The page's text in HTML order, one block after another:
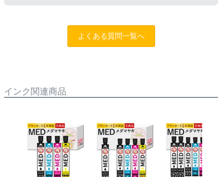
トラブルが発生した際、サポートスタッフにご相談のう
品返金を承る制度です。
※商品の不具合ではなく、プリンターの操作方法によっ
て改善する場合もありますので、まずは当店までご相談
・商品を返送する前に必ず当店までご連絡をいただきサ
・保証対象となる商品を当店指定の方法で返送いただく
こと
・当店で定めた保証期間（ご購入日から1年間）を過ぎ
る前に当店へご連絡をいただくこと
・返品理由が「不要になったから」「注文を間違えた」
保証期間：プリンター本体ご購入日から１年間
当店のインクが原因でトラブルが発生し、サポートスタ
作方法によって改善する場合もありますので、まずは当
【適用条件】
・修理に出される前に、必ず当店へご連絡をいただくこ
と。
・プリンター本体が保証期間内であることを証明できる
書類（保証書や領収書など）をご提示いただくこと。
よくある質問一覧へ
インク関連商品